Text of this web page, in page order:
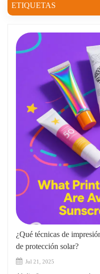
ETIQUETAS
¿Qué técnicas de
de protección solar?
Jul 21, 2025